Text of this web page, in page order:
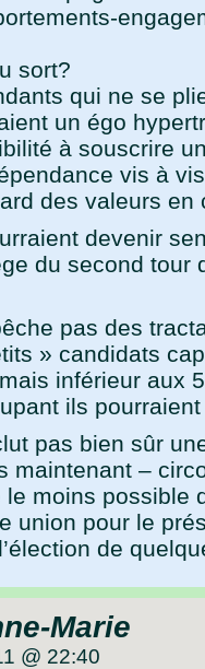
sort?
qui ne se
un égo
à souscrire
vis à
des valeurs en
devenir
du second tour
pas des
» candidats
inférieur aux
ils
pas bien sûr
maintenant –
moins possible
union pour le
de
Marie
@ 22:40